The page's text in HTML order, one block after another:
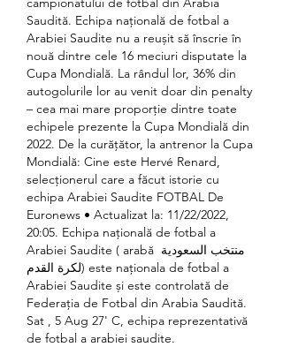
Saudită. Echipa națională de fotbal a
Arabiei Saudite nu a reușit să înscrie în
nouă dintre cele 16 meciuri disputate la
Cupa Mondială. La rândul lor, 36% din
autogolurile lor au venit doar din penalty
– cea mai mare proporție dintre toate
echipele prezente la Cupa Mondială din
2022. De la curățător, la antrenor la Cupa
Mondială: Cine este Hervé Renard,
selecționerul care a făcut istorie cu
echipa Arabiei Saudite FOTBAL De
Euronews • Actualizat la: 11/22/2022,
20:05. Echipa națională de fotbal a
Arabiei Saudite ( arabă منتخب السعودية
لكرة القدم) este naționala de fotbal a
Arabiei Saudite și este controlată de
Federația de Fotbal din Arabia Saudită.
Sat , 5 Aug 27' C, echipa reprezentativă
de fotbal a arabiei saudite.